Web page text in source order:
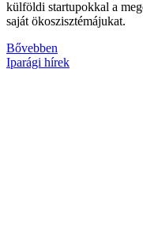
külföldi startupokkal a
saját ökoszisztémájukat.
Bővebben
Iparági hírek